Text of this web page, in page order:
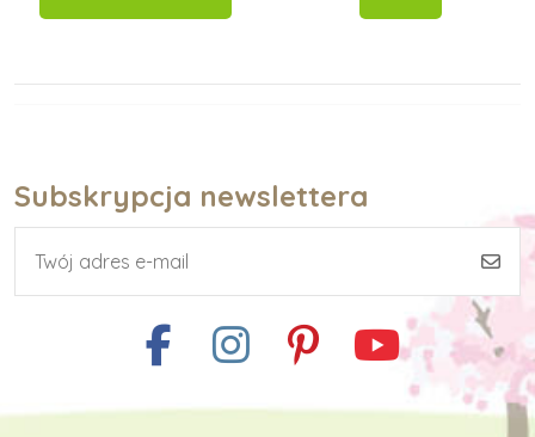
Subskrypcja newslettera